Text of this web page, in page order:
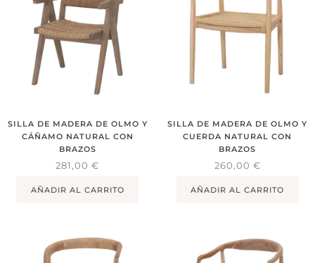
SILLA DE MADERA DE OLMO Y
CÁÑAMO NATURAL CON
BRAZOS
281,00€
AÑADIR AL CARRITO
SILLA DE MADERA DE OLMO Y
CUERDA NATURAL CON
BRAZOS
260,00 €
AÑADIR AL CARRITO